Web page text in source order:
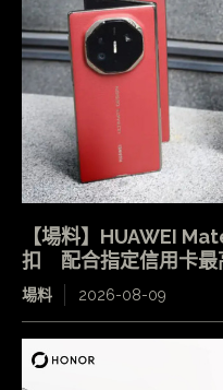
【場料】HUAWEI
扣 配合指定信用卡最
場料 2026-08-09